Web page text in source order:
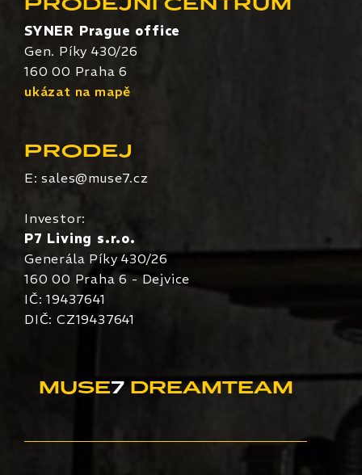
MUSE7DREAMTEAM
PRODEJNÍ CENTRUM
SYNER Prague office
Gen. Píky 430/26
160 00 Praha 6
ukázat na mapě
PRODEJ
E:sales@muse7.cz
Investor:
P7 Living s.r.o.
Generála Píky 430/26
160 00 Praha 6 - Dejvice
IČ: 19437641
DIČ: CZ19437641